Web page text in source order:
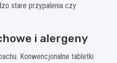
stare przypalenia czy
i alergeny
Konwencjonalne tabletki